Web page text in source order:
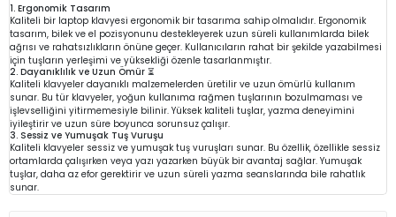
1. Ergonomik Tasarım
Kaliteli bir laptop klavyesi ergonomik bir tasarıma sahip olmalıdır. Ergonomik
tasarım, bilek ve el pozisyonunu destekleyerek uzun süreli kullanımlarda bilek
ağrısı ve rahatsızlıkların önüne geçer. Kullanıcıların rahat bir şekilde yazabilmesi
için tuşların yerleşimi ve yüksekliği özenle tasarlanmıştır.
2. Dayanıklılık ve Uzun Ömür ⏳
Kaliteli klavyeler dayanıklı malzemelerden üretilir ve uzun ömürlü kullanım
sunar. Bu tür klavyeler, yoğun kullanıma rağmen tuşlarının bozulmaması ve
işlevselliğini yitirmemesiyle bilinir. Yüksek kaliteli tuşlar, yazma deneyimini
iyileştirir ve uzun süre boyunca sorunsuz çalışır.
3. Sessiz ve Yumuşak Tuş Vuruşu
Kaliteli klavyeler sessiz ve yumuşak tuş vuruşları sunar. Bu özellik, özellikle sessiz
ortamlarda çalışırken veya yazı yazarken büyük bir avantaj sağlar. Yumuşak
tuşlar, daha az efor gerektirir ve uzun süreli yazma seanslarında bile rahatlık
sunar.